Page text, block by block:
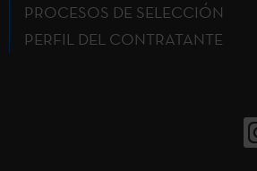
PROCESOS DE SELECCIÓN
PERFIL DEL CONTRATANTE